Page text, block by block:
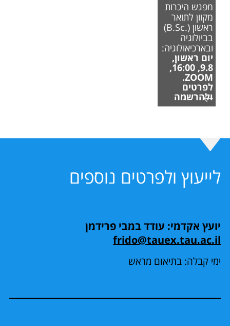
מפגש היכרות
מקוון לתואר
ראשון (.B.Sc)
בביולוגיה
ובארכיאולוגיה:
יום ראשון,
9.8, 16:00,
ZOOM.
לפרטים
ולהרשמה
לייעוץ ולפרטים נוספים
יועץ אקדמי: עודד במבי פרידמן
frido@tauex.tau.ac.il
ימי קבלה: בתיאום מראש